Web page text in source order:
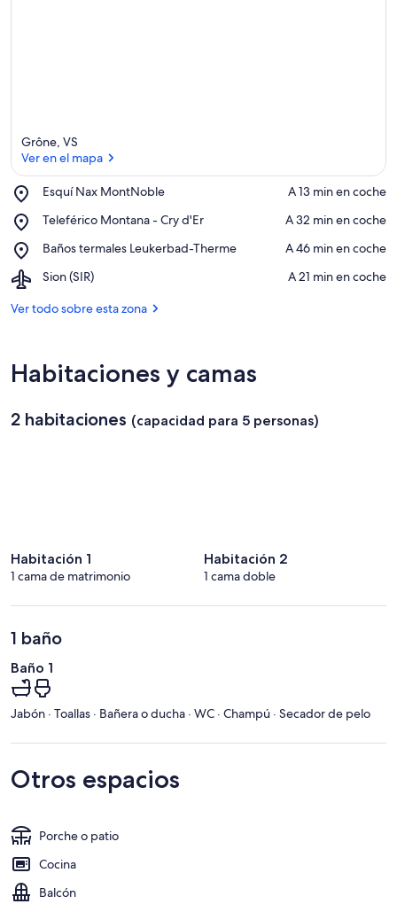
Grône, VS
Ver en el mapa
Esquí Nax MontNoble
Place,
Nax
‪A 13 min en coche‬
Teleférico Montana - Cry d'Er
Place,
Montana
Cry
‪A 32 min en coche‬
Baños termales Leukerbad-Therme
Place,
termales
Therme
‪A 46 min en coche‬
Sion (SIR)
Airport,
(SIR)
‪A 21 min en coche‬
Ver todo sobre esta zona
Habitaciones y camas
2 habitaciones (capacidad para 5 personas)
Habitación 1
1 cama de matrimonio
Habitación 2
1 cama doble
1 baño
Baño 1
Jabón · Toallas · Bañera o ducha · WC · Champú · Secador de pelo
Otros espacios
Porche o patio
Cocina
Balcón